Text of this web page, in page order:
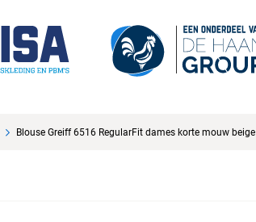
Blouse Greiff 6516 RegularFit dames korte mouw beige